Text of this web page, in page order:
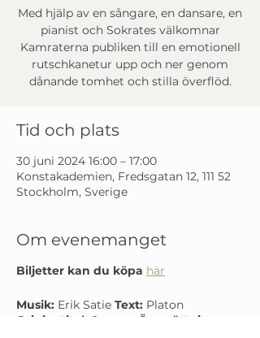
Med hjälp av en sångare, en dansare, en
pianist och Sokrates välkomnar
Kamraterna publiken till en emotionell
rutschkanetur upp och ner genom
dånande tomhet och stilla överflöd.
Tid och plats
30 juni 2024 16:00 – 17:00
Konstakademien, Fredsgatan 12, 111 52
Stockholm, Sverige
Om evenemanget
Biljetter kan du köpa här
Musik: Erik Satie Text: Platon
Originatitel: Socrate
Översättning: